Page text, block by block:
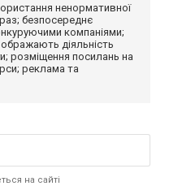
ненормативної
безпосереднє
компаніями;
діяльність
розміщення посилань на
реклама та
на сайті